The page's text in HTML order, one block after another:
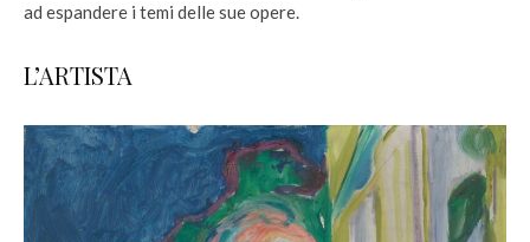
ad espandere i temi delle sue opere.
L’ARTISTA